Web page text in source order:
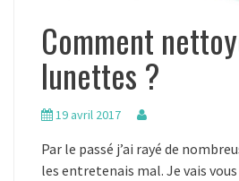
Comment
lunettes ?
19 avril 2017
Par le passé j’ai rayé de
les entretenais mal. Je vais